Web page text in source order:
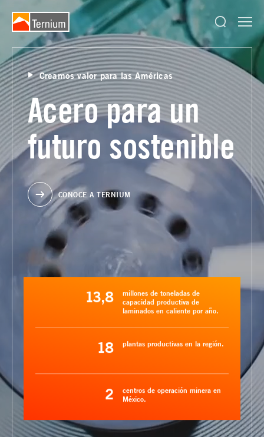
Creamos valor para las Américas
Acero para un
futuro sostenible
CONOCE A TERNIUM
13,8
millones de toneladas de
capacidad productiva de
laminados en caliente por año.
18 plantas productivas en la región.
2
centros de operación minera en
México.